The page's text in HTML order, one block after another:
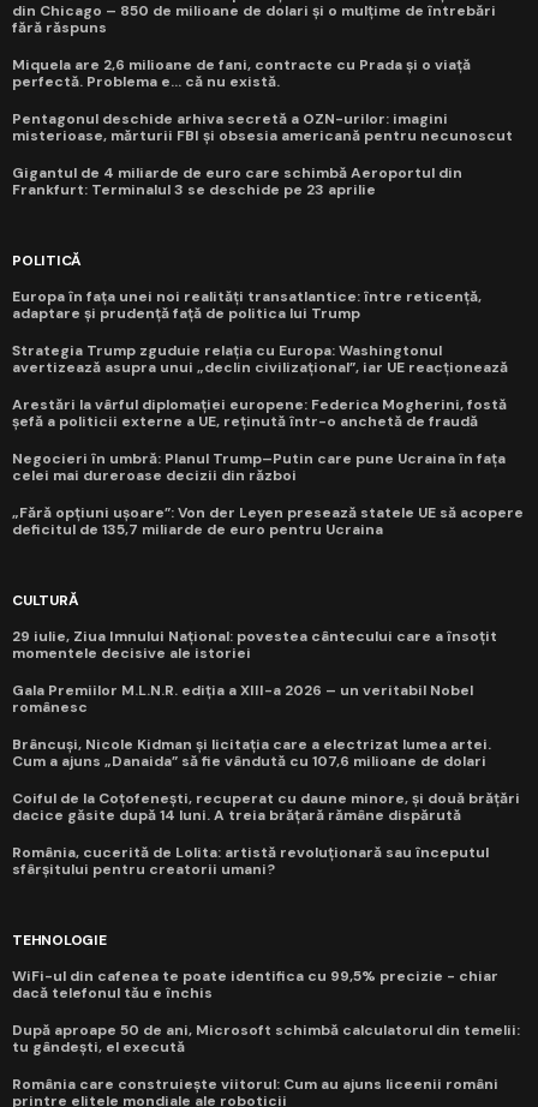
din Chicago – 850 de milioane de dolari și o mulțime de întrebări
fără răspuns
Miquela are 2,6 milioane de fani, contracte cu Prada și o viață
perfectă. Problema e... că nu există.
Pentagonul deschide arhiva secretă a OZN-urilor: imagini
misterioase, mărturii FBI și obsesia americană pentru necunoscut
Gigantul de 4 miliarde de euro care schimbă Aeroportul din
Frankfurt: Terminalul 3 se deschide pe 23 aprilie
POLITICĂ
Europa în fața unei noi realități transatlantice: între reticență,
adaptare și prudență față de politica lui Trump
Strategia Trump zguduie relația cu Europa: Washingtonul
avertizează asupra unui „declin civilizațional”, iar UE reacționează
Arestări la vârful diplomației europene: Federica Mogherini, fostă
șefă a politicii externe a UE, reținută într-o anchetă de fraudă
Negocieri în umbră: Planul Trump–Putin care pune Ucraina în fața
celei mai dureroase decizii din război
„Fără opțiuni ușoare”: Von der Leyen presează statele UE să acopere
deficitul de 135,7 miliarde de euro pentru Ucraina
CULTURĂ
29 iulie, Ziua Imnului Național: povestea cântecului care a însoțit
momentele decisive ale istoriei
Gala Premiilor M.L.N.R. ediția a XIII-a 2026 – un veritabil Nobel
românesc
Brâncuși, Nicole Kidman și licitația care a electrizat lumea artei.
Cum a ajuns „Danaida” să fie vândută cu 107,6 milioane de dolari
Coiful de la Coțofenești, recuperat cu daune minore, și două brățări
dacice găsite după 14 luni. A treia brățară rămâne dispărută
România, cucerită de Lolita: artistă revoluționară sau începutul
sfârșitului pentru creatorii umani?
TEHNOLOGIE
WiFi-ul din cafenea te poate identifica cu 99,5% precizie - chiar
dacă telefonul tău e închis
După aproape 50 de ani, Microsoft schimbă calculatorul din temelii:
tu gândești, el execută
România care construiește viitorul: Cum au ajuns liceenii români
printre elitele mondiale ale roboticii